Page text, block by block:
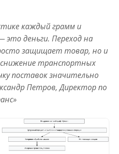
каждый грамм и
деньги. Переход на
защищает товар, но и
транспортных
поставок значительно
Петров, Директор по